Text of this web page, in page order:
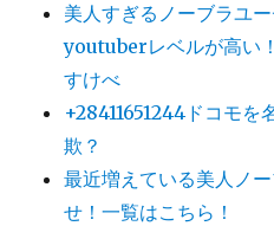
美人すぎるノーブラユ
youtuberレベルが高い
すけべ
+28411651244ドコモを
欺？
最近増えている美人ノ
せ！一覧はこちら！